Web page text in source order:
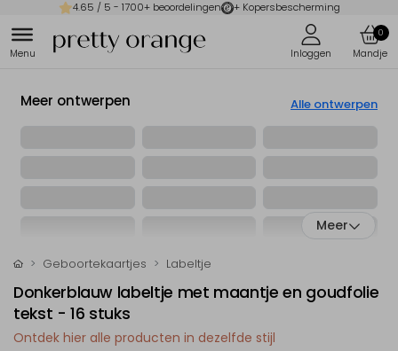
4.65 / 5 - 1700+ beoordelingen + Kopersbescherming
0
Meer ontwerpen Alle ontwerpen
Meer
Geboortekaartjes Labeltje
Donkerblauw labeltje met maantje en goudfolie
tekst - 16 stuks
Ontdek hier alle producten in dezelfde stijl